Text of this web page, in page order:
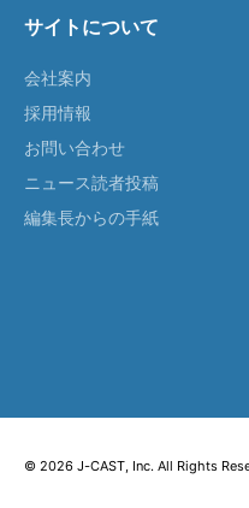
サイトについて
会社案内
採用情報
お問い合わせ
ニュース読者投稿
編集長からの手紙
© 2026 J-CAST, Inc. All Rights